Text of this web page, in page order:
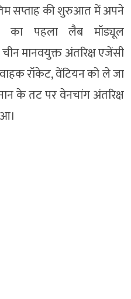
सप्ताह की शुरुआत में अपने
का पहला लैब मॉड्यूल
मानवयुक्त अंतरिक्ष एजेंसी
रॉकेट, वेंटियन को ले जा
के तट पर वेनचांग अंतरिक्ष